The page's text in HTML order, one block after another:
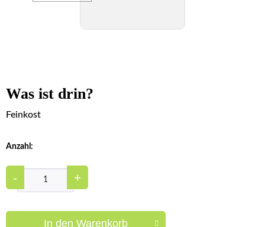
Was ist drin?
Feinkost
Anzahl:
- +
In den Warenkorb